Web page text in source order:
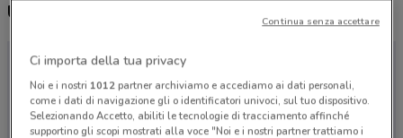
Ultime offerte del volantino Lancia - Mopar
Ci importa della tua privacy
Noi e i nostri 1012partner archiviamo e accediamo ai dati personali,
come i dati di navigazione gli o identificatori univoci, sul tuo dispositivo.
Selezionando Accetto, abiliti le tecnologie di tracciamento affinché
supportino gli scopi mostrati alla voce "Noi e i nostri partner trattiamo i
Continua senza accettare